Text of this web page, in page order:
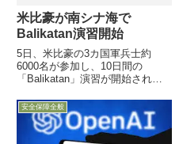
米比豪が南シナ海で
Balikatan演習開始
5日、米比豪の3カ国軍兵士約
6000名が参加し、10日間の
「Balikatan」演習が開始されま
との意味を持つ演習名ですが、今
回は海上での作戦行動に焦点を当
てて実施
安全保障全般